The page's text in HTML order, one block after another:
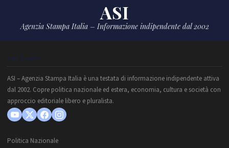
ASI
Agenzia Stampa Italia – Informazione indipendente dal 2002
CHI SIAMO
ASI – Agenzia Stampa Italia è una testata di informazione indipendente attiva
dal 2002. Copre politica nazionale ed estera, economia, cultura e società con
approccio editoriale libero e pluralista.
Politica Nazionale